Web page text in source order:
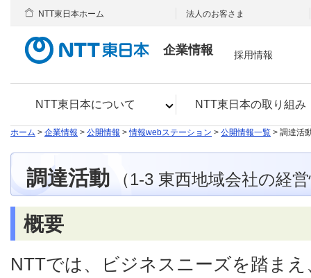
企業情報
NTT東日本について NTT東日本の取り組み
NTT東日本ホーム 法人のお客さま
採用情報
ホーム > 企業情報 > 公開情報 >情報webステーション > 公開情報一覧 > 調達活
調達活動 （1-3 東西地域会社の経
概要
NTTでは、ビジネスニーズを踏ま